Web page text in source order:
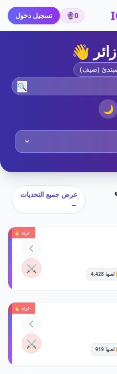
0
🔮 تسجيل دخول
زائر 👋
مبتدئ (ضيف)
🔍
🌙
عرض جميع التحديات
←
ترند 🔥
4,428
⚔️
ترند 🔥
919
⚔️